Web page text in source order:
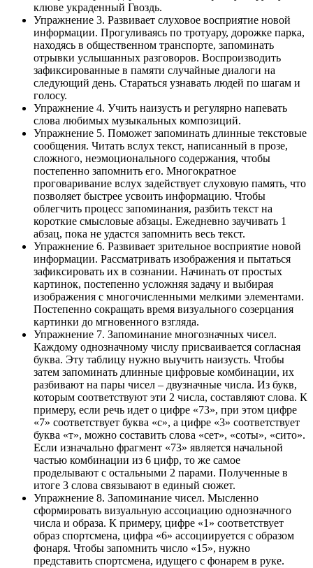
клюве украденный Гвоздь.
Упражнение 3. Развивает слуховое восприятие новой
информации. Прогуливаясь по тротуару, дорожке парка,
находясь в общественном транспорте, запоминать
отрывки услышанных разговоров. Воспроизводить
зафиксированные в памяти случайные диалоги на
следующий день. Стараться узнавать людей по шагам и
голосу.
Упражнение 4. Учить наизусть и регулярно напевать
слова любимых музыкальных композиций.
Упражнение 5. Поможет запоминать длинные текстовые
сообщения. Читать вслух текст, написанный в прозе,
сложного, неэмоционального содержания, чтобы
постепенно запомнить его. Многократное
проговаривание вслух задействует слуховую память, что
позволяет быстрее усвоить информацию. Чтобы
облегчить процесс запоминания, разбить текст на
короткие смысловые абзацы. Ежедневно заучивать 1
абзац, пока не удастся запомнить весь текст.
Упражнение 6. Развивает зрительное восприятие новой
информации. Рассматривать изображения и пытаться
зафиксировать их в сознании. Начинать от простых
картинок, постепенно усложняя задачу и выбирая
изображения с многочисленными мелкими элементами.
Постепенно сокращать время визуального созерцания
картинки до мгновенного взгляда.
Упражнение 7. Запоминание многозначных чисел.
Каждому однозначному числу присваивается согласная
буква. Эту таблицу нужно выучить наизусть. Чтобы
затем запоминать длинные цифровые комбинации, их
разбивают на пары чисел – двузначные числа. Из букв,
которым соответствуют эти 2 числа, составляют слова. К
примеру, если речь идет о цифре «73», при этом цифре
«7» соответствует буква «с», а цифре «3» соответствует
буква «т», можно составить слова «сет», «соты», «сито».
Если изначально фрагмент «73» является начальной
частью комбинации из 6 цифр, то же самое
проделывают с остальными 2 парами. Полученные в
итоге 3 слова связывают в единый сюжет.
Упражнение 8. Запоминание чисел. Мысленно
сформировать визуальную ассоциацию однозначного
числа и образа. К примеру, цифре «1» соответствует
образ спортсмена, цифра «6» ассоциируется с образом
фонаря. Чтобы запомнить число «15», нужно
представить спортсмена, идущего с фонарем в руке.